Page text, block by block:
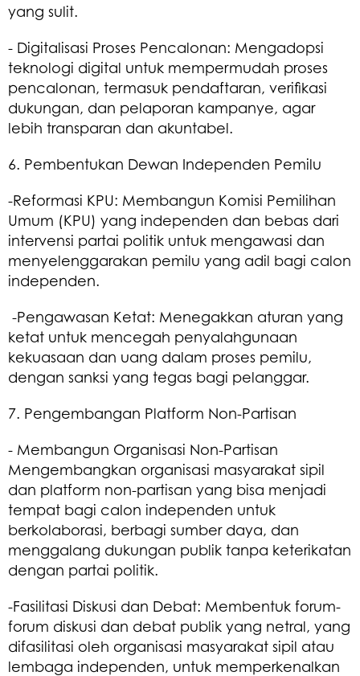
yang sulit.
- Digitalisasi Proses Pencalonan: Mengadopsi
teknologi digital untuk mempermudah proses
pencalonan, termasuk pendaftaran, verifikasi
dukungan, dan pelaporan kampanye, agar
lebih transparan dan akuntabel.
6. Pembentukan Dewan Independen Pemilu
-Reformasi KPU: Membangun Komisi Pemilihan
Umum (KPU) yang independen dan bebas dari
intervensi partai politik untuk mengawasi dan
menyelenggarakan pemilu yang adil bagi calon
independen.
-Pengawasan Ketat: Menegakkan aturan yang
ketat untuk mencegah penyalahgunaan
kekuasaan dan uang dalam proses pemilu,
dengan sanksi yang tegas bagi pelanggar.
7. Pengembangan Platform Non-Partisan
- Membangun Organisasi Non-Partisan
Mengembangkan organisasi masyarakat sipil
dan platform non-partisan yang bisa menjadi
tempat bagi calon independen untuk
berkolaborasi, berbagi sumber daya, dan
menggalang dukungan publik tanpa keterikatan
dengan partai politik.
-Fasilitasi Diskusi dan Debat: Membentuk forum-
forum diskusi dan debat publik yang netral, yang
difasilitasi oleh organisasi masyarakat sipil atau
lembaga independen, untuk memperkenalkan